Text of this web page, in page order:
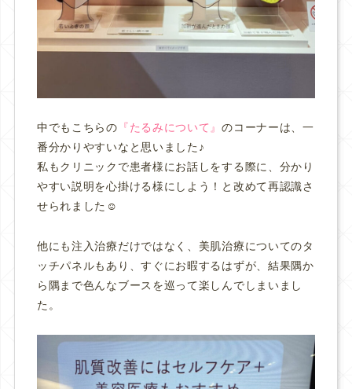
中でもこちらの 『たるみについて』のコーナーは、一
番分かりやすいなと思いました♪
私もクリニックで患者様にお話しをする際に、分かり
やすい説明を心掛ける様にしよう！と改めて再認識さ
せられました☺️
他にも注入治療だけではなく、美肌治療についてのタ
ッチパネルもあり、すぐにお暇するはずが、結果隅か
ら隅まで色んなブースを巡って楽しんでしまいまし
た。